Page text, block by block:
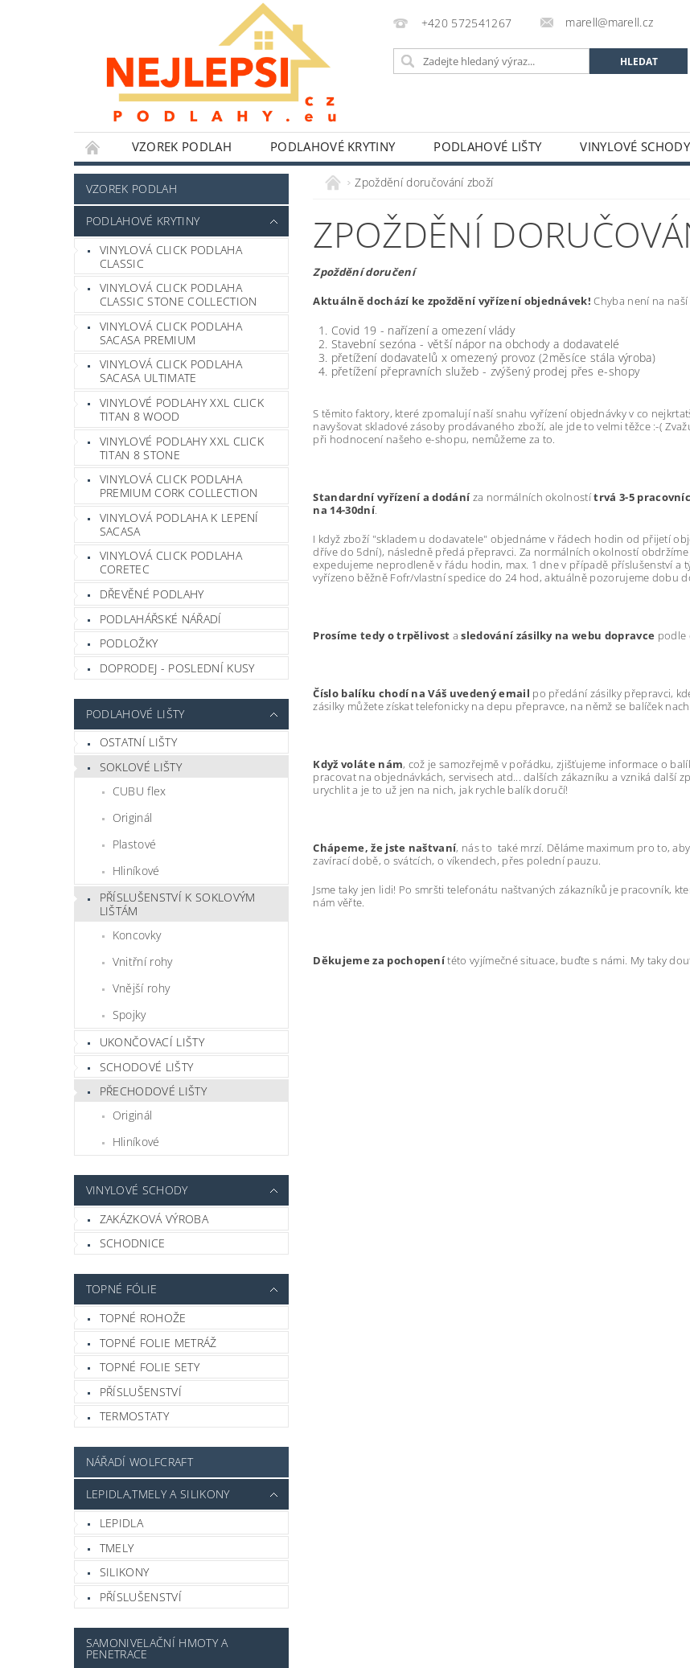
+420 572541267 marell@marell.cz
VZOREK PODLAH PODLAHOVÉ KRYTINY PODLAHOVÉ LIŠTY VINYLOVÉ SCHODY
NÁŘADÍ WOLFCRAFT
LEPIDLA,TMELY A SILIKONY SAMONIVELAČNÍ HMOTY A PENETRACE
HLINÍKOVÉ PERGOLY
BYTOVÉ DOPLŇKY A DEKORACE
POKYNY K INSTALACI
BLOG FOTOGALERIE
VZOREK PODLAH
PODLAHOVÉ KRYTINY
VINYLOVÁ CLICK PODLAHA
CLASSIC
VINYLOVÁ CLICK PODLAHA
CLASSIC STONE COLLECTION
VINYLOVÁ CLICK PODLAHA
SACASA PREMIUM
VINYLOVÁ CLICK PODLAHA
SACASA ULTIMATE
VINYLOVÉ PODLAHY XXL CLICK
TITAN 8 WOOD
VINYLOVÉ PODLAHY XXL CLICK
TITAN 8 STONE
VINYLOVÁ CLICK PODLAHA
PREMIUM CORK COLLECTION
VINYLOVÁ PODLAHA K LEPENÍ
SACASA
VINYLOVÁ CLICK PODLAHA
CORETEC
DŘEVĚNÉ PODLAHY
PODLAHÁŘSKÉ NÁŘADÍ
PODLOŽKY
DOPRODEJ - POSLEDNÍ KUSY
PODLAHOVÉ LIŠTY
OSTATNÍ LIŠTY
SOKLOVÉ LIŠTY
CUBU flex
Originál
Plastové
Hliníkové
PŘÍSLUŠENSTVÍ K SOKLOVÝM
LIŠTÁM
Koncovky
Vnitřní rohy
Vnější rohy
Spojky
UKONČOVACÍ LIŠTY
SCHODOVÉ LIŠTY
PŘECHODOVÉ LIŠTY
Originál
Hliníkové
VINYLOVÉ SCHODY
ZAKÁZKOVÁ VÝROBA
SCHODNICE
TOPNÉ FÓLIE
TOPNÉ ROHOŽE
TOPNÉ FOLIE METRÁŽ
TOPNÉ FOLIE SETY
PŘÍSLUŠENSTVÍ
TERMOSTATY
NÁŘADÍ WOLFCRAFT
LEPIDLA,TMELY A SILIKONY
LEPIDLA
TMELY
SILIKONY
PŘÍSLUŠENSTVÍ
SAMONIVELAČNÍ HMOTY A
PENETRACE
Zpoždění doručování zboží
ZPOŽDĚNÍ
Zpoždění doručení
Aktuálně dochází ke zpoždění vyřízení objednávek! Chyba není na
Covid 19 - nařízení a omezení vlády
Stavební sezóna - větší nápor na obchody a dodavatelé
přetížení dodavatelů x omezený provoz (2měsíce stála výroba)
přetížení přepravních služeb - zvýšený prodej přes e-shopy
S těmito faktory, které zpomalují naší snahu vyřízení objednávky v co
navyšovat skladové zásoby prodávaného zboží, ale jde to velmi těžce :-(
při hodnocení našeho e-shopu, nemůžeme za to.
Standardní vyřízení a dodáníza normálních okolnostítrvá 3-5
na 14-30dní.
I když zboží "skladem u dodavatele" objednáme v řádech hodin od přijetí
dříve do 5dní), následně předá přepravci. Za normálních okolností
expedujeme neprodleně v řádu hodin, max. 1 dne v případě příslušenství
vyřízeno běžně Fofr/vlastní spedice do 24 hod, aktuálně pozorujeme dobu
Prosíme tedy o trpělivost asledování zásilky na webu dopravce podle
Číslo balíku chodí na Váš uvedený email po předání zásilky přepravci,
zásilky můžete získat telefonicky na depu přepravce, na němž se balíček
Když voláte nám, což je samozřejmě v pořádku, zjišťujeme informace o
pracovat na objednávkách, servisech atd... dalších zákazníku a vzniká
urychlit a je to už jen na nich, jak rychle balík doručí!
Chápeme, že jste naštvaní, nás to také mrzí. Děláme maximum pro to,
zavírací době, o svátcích, o víkendech, přes polední pauzu.
Jsme taky jen lidi! Po smršti telefonátu naštvaných zákazníků je pracovník,
nám věřte.
Děkujeme za pochopenítéto vyjímečné situace, buďte s námi. My taky